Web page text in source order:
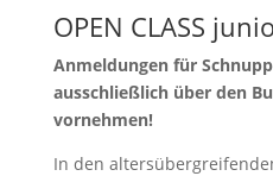
OPEN CLASS
Anmeldungen für
ausschließlich über den
vornehmen!
In den